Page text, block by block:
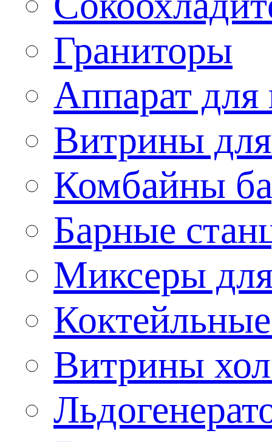
Граниторы
Аппарат для
Витрины
Комбайны
Барные
Миксеры
Витрины